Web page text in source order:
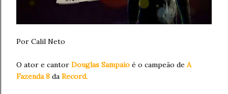
Por Calil Neto
O ator e cantor Douglas Sampaio é o campeão de A
Fazenda 8 da Record.